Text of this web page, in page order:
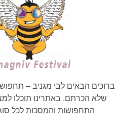
ברוכים הבאים לבי מגניב –
שלא הכרתם. באתרינו תוכלו
התחפושות והמסכות לכל